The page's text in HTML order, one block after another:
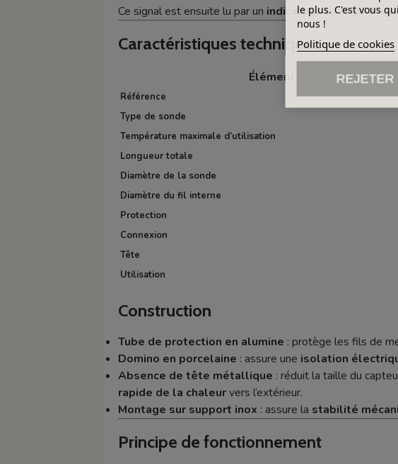
Ce signal est ensuite lu par un indicateur ou
Caractéristiques techniques
Élément
Référence
Type de sonde
Température maximale d’utilisation
Longueur totale
Diamètre de la sonde
Diamètre du fil interne
Protection
Connexion
Tête
Utilisation
Construction
Tube de protection en alumine : protège les fils de
Domino en porcelaine : assure une isolation
Absence de tête métallique : réduit la taille du
rapide de la chaleurvers l’extérieur.
Montage sur support inox : assure la stabilité
Principe de fonctionnement
le plus. C'est vous
nous !
Politique de cookies
REJETER